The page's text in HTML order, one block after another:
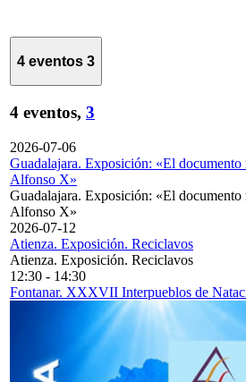
4 eventos 3
4 eventos, 3
2026-07-06
Guadalajara. Exposición: «El
Alfonso X»
Guadalajara. Exposición: «El
Alfonso X»
2026-07-12
Atienza. Exposición. Reciclavos
Atienza. Exposición. Reciclavos
12:30 - 14:30
Fontanar. XXXVII Interpueblos de